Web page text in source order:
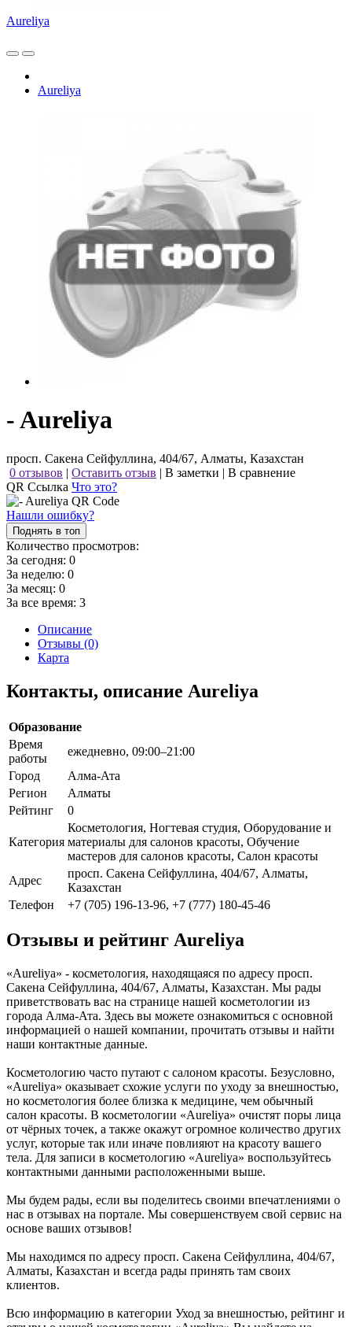
Aureliya
Aureliya
- Aureliya
просп. Сакена Сейфуллина, 404/67, Алматы, Казахстан
0 отзывов | Оставить отзыв | В заметки | В сравнение
QR Ссылка Что это?
Нашли ошибку?
Поднять в топ
Количество просмотров:
За сегодня: 0
За неделю: 0
За месяц: 0
За все время: 3
Описание
Отзывы (0)
Карта
Контакты, описание Aureliya
Образование
Время
работы
ежедневно, 09:00–21:00
Город
Алма-Ата
Регион
Алматы
Рейтинг
0
Категория
Косметология, Ногтевая студия, Оборудование и
материалы для салонов красоты, Обучение
мастеров для салонов красоты, Салон красоты
Адрес
просп. Сакена Сейфуллина, 404/67, Алматы,
Казахстан
Телефон
+7 (705) 196-13-96, +7 (777) 180-45-46
Отзывы и рейтинг Aureliya
«Aureliya» - косметология, находящаяся по адресу просп.
Сакена Сейфуллина, 404/67, Алматы, Казахстан. Мы рады
приветствовать вас на странице нашей косметологии из
города Алма-Ата. Здесь вы можете ознакомиться с основной
информацией о нашей компании, прочитать отзывы и найти
наши контактные данные.
Косметологию часто путают с салоном красоты. Безусловно,
«Aureliya» оказывает схожие услуги по уходу за внешностью,
но косметология более близка к медицине, чем обычный
салон красоты. В косметологии «Aureliya» очистят поры лица
от чёрных точек, а также окажут огромное количество других
услуг, которые так или иначе повлияют на красоту вашего
тела. Для записи в косметологию «Aureliya» воспользуйтесь
контактными данными расположенными выше.
Мы будем рады, если вы поделитесь своими впечатлениями о
нас в отзывах на портале. Мы совершенствуем свой сервис на
основе ваших отзывов!
Мы находимся по адресу просп. Сакена Сейфуллина, 404/67,
Алматы, Казахстан и всегда рады принять там своих
клиентов.
Всю информацию в категории Уход за внешностью, рейтинг и